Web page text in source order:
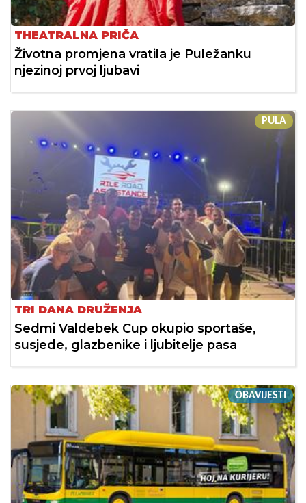
THEATRALNA PRIČA
Životna promjena vratila je Puležanku
njezinoj prvoj ljubavi
PULA
TRI DANA DRUŽENJA
Sedmi Valdebek Cup okupio sportaše,
susjede, glazbenike i ljubitelje pasa
OBAVIJESTI